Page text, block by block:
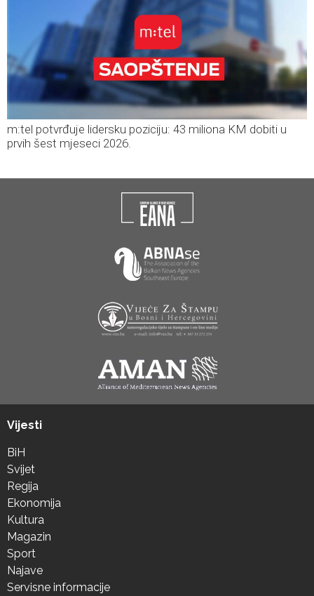
m:tel potvrđuje lidersku poziciju: 43 miliona KM dobiti u
prvih šest mjeseci 2026.
Vijesti
BiH
Svijet
Regija
Ekonomija
Kultura
Magazin
Sport
Najave
Servisne informacije